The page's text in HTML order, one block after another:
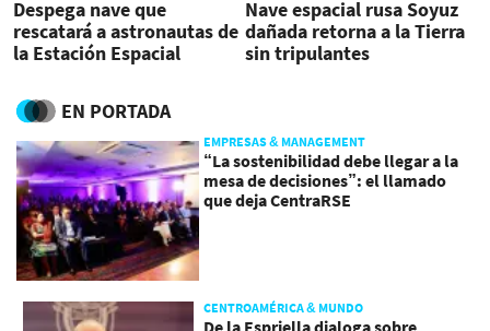
Despega nave que
rescatará a astronautas de
la Estación Espacial
Nave espacial rusa Soyuz
dañada retorna a la Tierra
sin tripulantes
EN PORTADA
EMPRESAS & MANAGEMENT
“La sostenibilidad debe llegar a la
mesa de decisiones”: el llamado
que deja CentraRSE
CENTROAMÉRICA & MUNDO
De la Espriella dialoga sobre